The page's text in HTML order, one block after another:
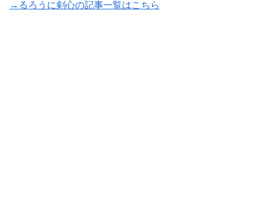
→るろうに剣心の記事一覧はこちら